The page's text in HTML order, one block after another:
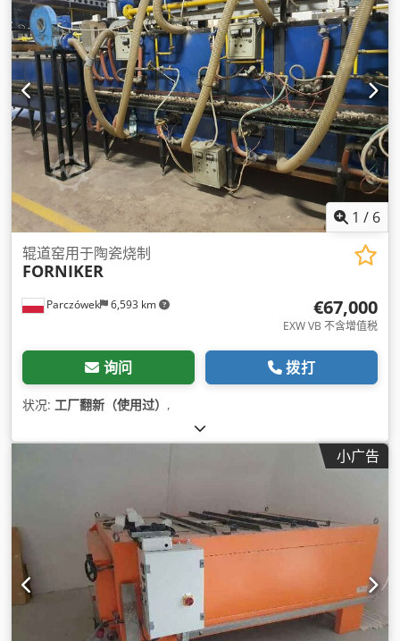
1 / 6
Parczówek 6,593 km
辊道窑用于陶瓷烧制
FORNIKER
€67,000
EXW VB 不含增值税
询问 拨打
状况: 工厂翻新（使用过） ,
小广告